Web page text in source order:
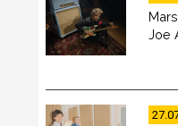
Joe